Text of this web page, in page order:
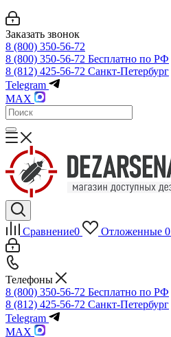
Заказать звонок
8 (800) 350-56-72
8 (800) 350-56-72 Бесплатно по РФ
8 (812) 425-56-72 Санкт-Петербург
Telegram
MAX
Сравнение0 Отложенные 0
Телефоны
8 (800) 350-56-72 Бесплатно по РФ
8 (812) 425-56-72 Санкт-Петербург
Telegram
MAX